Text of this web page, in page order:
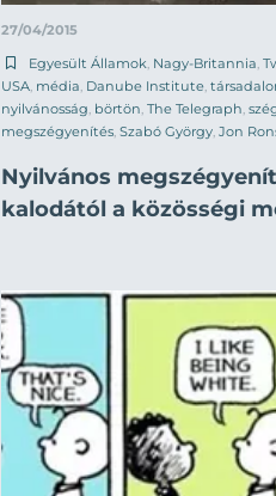
27/04/2015
Egyesült Államok Nagy-Britannia
USA média Danube Institute
nyilvánosság börtön The Telegraph
megszégyenítés Szabó György Jon
Nyilvános
kalodától a közösségi